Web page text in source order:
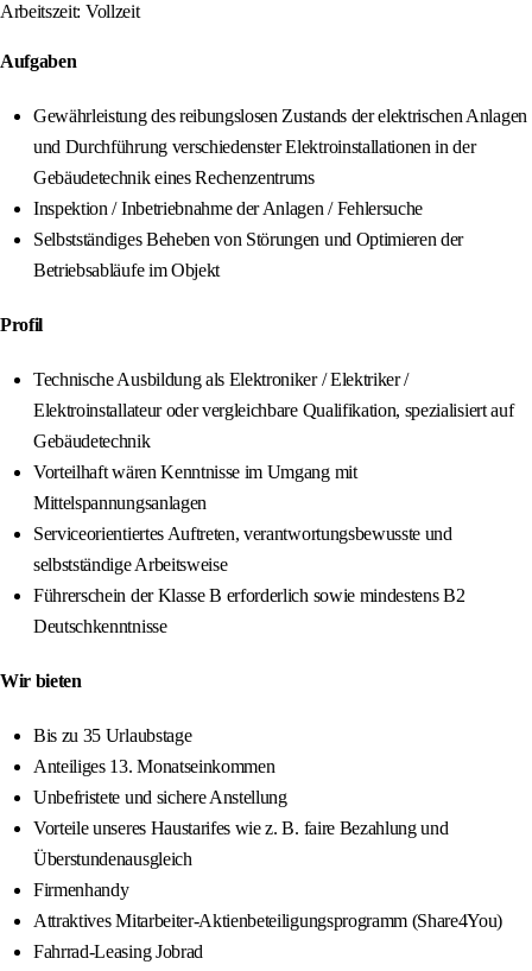
Arbeitszeit: Vollzeit
Aufgaben
Gewährleistung des reibungslosen Zustands der elektrischen Anlagen
und Durchführung verschiedenster Elektroinstallationen in der
Gebäudetechnik eines Rechenzentrums
Inspektion / Inbetriebnahme der Anlagen / Fehlersuche
Selbstständiges Beheben von Störungen und Optimieren der
Betriebsabläufe im Objekt
Profil
Technische Ausbildung als Elektroniker / Elektriker /
Elektroinstallateur oder vergleichbare Qualifikation, spezialisiert auf
Gebäudetechnik
Vorteilhaft wären Kenntnisse im Umgang mit
Mittelspannungsanlagen
Serviceorientiertes Auftreten, verantwortungsbewusste und
selbstständige Arbeitsweise
Führerschein der Klasse B erforderlich sowie mindestens B2
Deutschkenntnisse
Wir bieten
Bis zu 35 Urlaubstage
Anteiliges 13. Monatseinkommen
Unbefristete und sichere Anstellung
Vorteile unseres Haustarifes wie z. B. faire Bezahlung und
Überstundenausgleich
Firmenhandy
Attraktives Mitarbeiter-Aktienbeteiligungsprogramm (Share4You)
Fahrrad-Leasing Jobrad